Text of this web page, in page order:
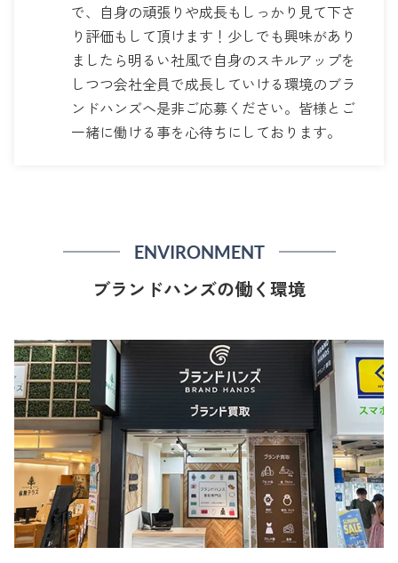
で、自身の頑張りや成長もしっかり見て下さ
り評価もして頂けます！少しでも興味があり
ましたら明るい社風で自身のスキルアップを
しつつ会社全員で成長していける環境のブラ
ンドハンズへ是非ご応募ください。皆様とご
一緒に働ける事を心待ちにしております。
ENVIRONMENT
ブランドハンズの働く環境